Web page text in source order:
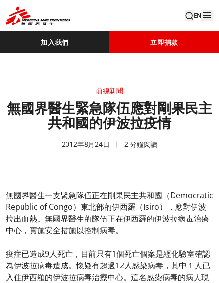
EN
加入我們 立即捐款
前線新聞
無國界醫生緊急隊伍應對剛果民主
共和國的伊波拉疫情
2012年8月24日 2 分鐘閱讀
無國界醫生一支緊急隊伍正在剛果民主共和國（Democratic
Republic of Congo）東北部的伊西羅（Isiro），應對伊波
拉出血熱。無國界醫生的隊伍正在伊西羅的伊波拉病毒治療
中心，實施安全措施以控制病毒。
疫症已造成9人死亡，目前只有1個死亡個案是經化驗室確認
為伊波拉病毒造成。懷疑有超過12人感染病毒，其中１人已
入住伊西羅的伊波拉病毒治療中心。這名感染病毒的病人現